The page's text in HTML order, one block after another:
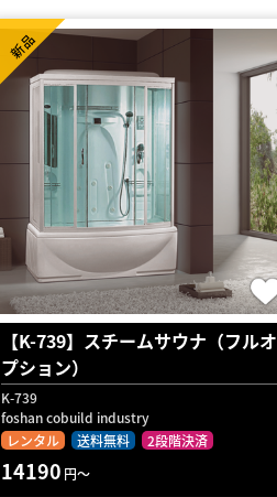
【K-739】スチームサウナ（フルオ
プション）
K-739
foshan cobuild industry
レンタル
送料無料 2段階決済
新品
14190 円～